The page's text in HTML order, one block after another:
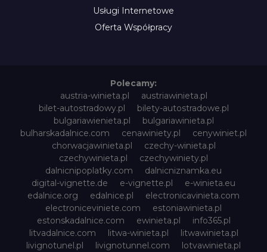
Usługi Internetowe
Oferta Współpracy
Polecamy:
austria-winieta.pl
austriawinieta.pl
bilet-autostradowy.pl
bilety-autostradowe.pl
bulgariawienieta.pl
bulgariawinieta.pl
bulharskadalnice.com
cenawiniety.pl
cenywiniet.pl
chorwacjawinieta.pl
czechy-winieta.pl
czechywinieta.pl
czechywiniety.pl
dalnicnipoplatky.com
dalnicniznamka.eu
digital-vignette.de
e-vignette.pl
e-winieta.eu
edalnice.org
edalnice.pl
electronicavinieta.com
electroniceviniete.com
estoniawinieta.pl
estonskadalnice.com
ewinieta.pl
info365.pl
litvadalnice.com
litwa-winieta.pl
litwawinieta.pl
livignotunel.pl
livignotunnel.com
lotvawinieta.pl